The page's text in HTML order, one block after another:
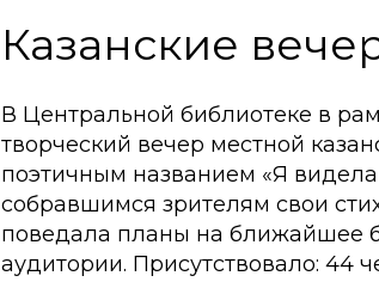
Казанские
В Центральной библиотеке в
творческий вечер местной
поэтичным названием «Я видела
собравшимся зрителям свои
поведала планы на ближайшее
аудитории. Присутствовало: 44